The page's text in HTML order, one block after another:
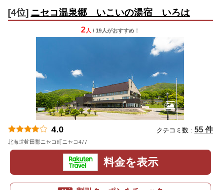
[4位] ニセコ温泉郷 いこいの湯宿 いろは
2 人 / 19人がおすすめ！
4.0 クチコミ数 : 55 件
北海道虻田郡ニセコ町ニセコ477
料金を表示